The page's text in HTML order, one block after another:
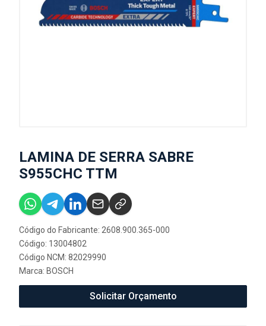
LAMINA DE SERRA SABRE
S955CHC TTM
Código do Fabricante: 2608.900.365-000
Código: 13004802
Código NCM: 82029990
Marca: BOSCH
Solicitar Orçamento